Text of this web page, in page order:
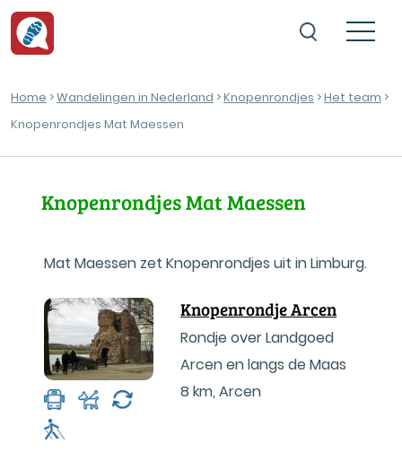
Home >Wandelingen in Nederland >Knopenrondjes >Het team >
Knopenrondjes Mat Maessen
Knopenrondjes Mat Maessen
Mat Maessen zet Knopenrondjes uit in Limburg.
Knopenrondje Arcen
Rondje over Landgoed
Arcen en langs de Maas
8 km, Arcen